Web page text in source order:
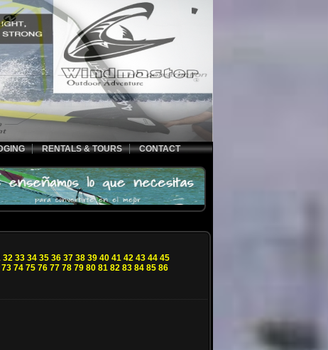
RENTALS & TOURS CONTACT
32 33 34 35 36 37 38 39 40 41 42 43 44 45
73 74 75 76 77 78 79 80 81 82 83 84 85 86